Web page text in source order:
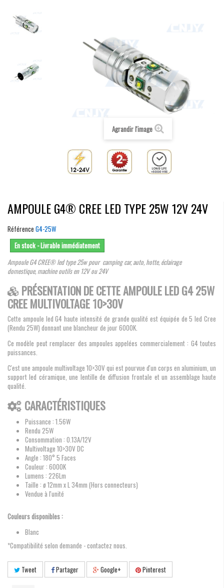
Agrandir l'image
AMPOULE G4® CREE LED TYPE 25W 12V 24V
Référence G4-25W
En stock - Livrable immédiatement
Ampoule G4 CREE® led type 25w pour camping car, auto, hotte, éclairage
domestique, machine outils en 12V ou 24V
PRÉSENTATION DE CETTE AMPOULE LED G4 25W
CREE MULTIVOLTAGE 10>30V
Cette ampoule led G4 haute intensité de grande qualité est équipée de 5 led Cree
(Rendu 25W) donnant une blancheur de jour 6000K.
Ce modèle peut remplacer des ampoules appelées commercialement : G4 toutes
puissances.
C'est une ampoule multivoltage 10>30V qui est pourvue d'un corps en aluminium, un
support led céramique, une lentille de diffusion frontale et un assemblage haute
qualité.
CARACTÉRISTIQUES
Puissance : 1.56W
Rendu 25W
Consommation : 0.13A/12V
Multivoltage 10>30V DC
Angle : 180° 5 Faces
Couleur : 6000K
Lumens : 226Lm
Taille : ø 12mm x L 34mm (Hors connecteurs)
Vendue à l'unité
Couleurs disponibles :
Blanc
*Compatibilité selon demande - contactez nous.
Tweet Partager Google+ Pinterest